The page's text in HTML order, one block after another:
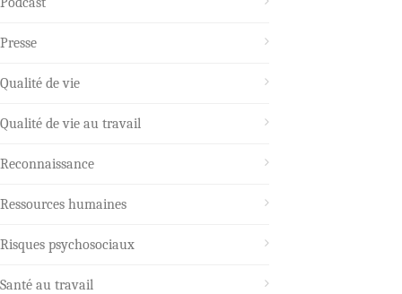
Presse
Qualité de vie
Qualité de vie au travail
Reconnaissance
Ressources humaines
Risques psychosociaux
Santé au travail